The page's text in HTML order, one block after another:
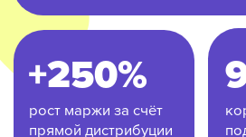
ТОП
ПРОДАЖ